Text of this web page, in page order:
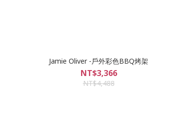
Jamie Oliver -戶外彩色BBQ烤架
NT$3,366
NT$4,488